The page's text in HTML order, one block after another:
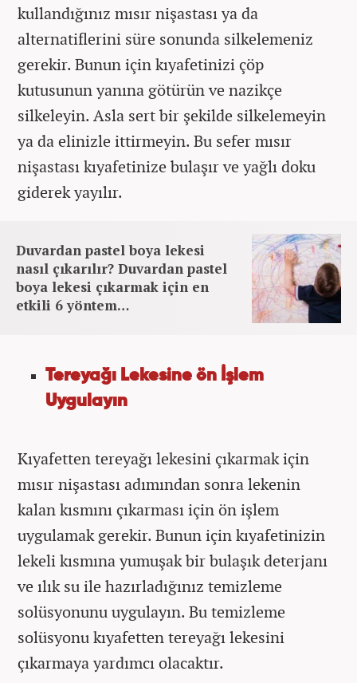
kullandığınız mısır nişastası ya da
alternatiflerini süre sonunda silkelemeniz
gerekir. Bunun için kıyafetinizi çöp
kutusunun yanına götürün ve nazikçe
silkeleyin. Asla sert bir şekilde silkelemeyin
ya da elinizle ittirmeyin. Bu sefer mısır
nişastası kıyafetinize bulaşır ve yağlı doku
giderek yayılır.
Duvardan pastel boya lekesi
nasıl çıkarılır? Duvardan pastel
boya lekesi çıkarmak için en
etkili 6 yöntem…
Tereyağı Lekesine ön İşlem
Uygulayın
Kıyafetten tereyağı lekesini çıkarmak için
mısır nişastası adımından sonra lekenin
kalan kısmını çıkarması için ön işlem
uygulamak gerekir. Bunun için kıyafetinizin
lekeli kısmına yumuşak bir bulaşık deterjanı
ve ılık su ile hazırladığınız temizleme
solüsyonunu uygulayın. Bu temizleme
solüsyonu kıyafetten tereyağı lekesini
çıkarmaya yardımcı olacaktır.